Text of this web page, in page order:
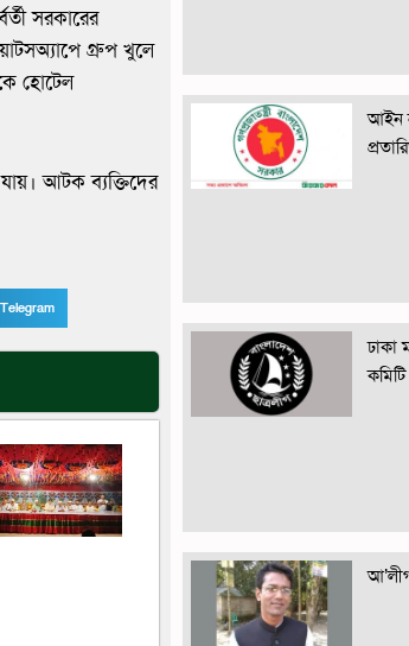
সরকারের
গ্রুপ খুলে
হোটেল
আটক ব্যক্তিদের
Telegram
আইন
ঢাকা